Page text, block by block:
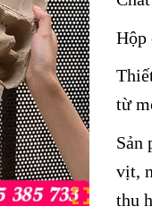
Hộp
từ
Sản
vịt,
thu